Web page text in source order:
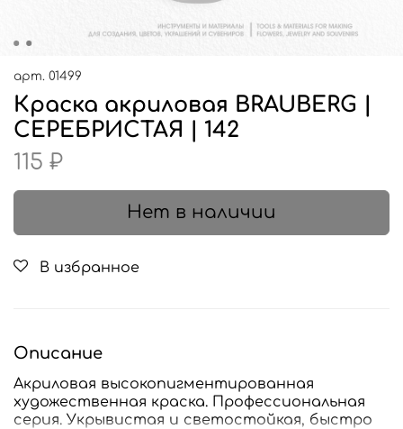
арт. 01499
Краска акриловая BRAUBERG |
СЕРЕБРИСТАЯ | 142
115 ₽
Нет в наличии
В избранное
Описание
Акриловая высокопигментированная
художественная краска. Профессиональная
серия. Укрывистая и светостойкая, быстро